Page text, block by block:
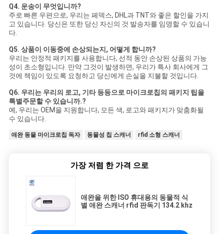
Q4. 운송이 무엇입니까?
주로 빠른 우편으로, 우리는 페덱스, DHL과 TNT와 좋은 할인을 가지
고 있습니다. 당신은 또한 당신 자신의 것 발송자를 임명할 수 있습니
다.
Q5. 상품이 이동중에 손상되는지, 어떻게 합니까?
우리는 안정적 패키지를 사용합니다, 선적 동안 손상된 상품의 가능
성이 초소형입니다. 만약 그것이 발생하면, 우리가 특사 회사에게 그
것에 책임이 있도록 요청하고 당신에게 손실을 지불할 것입니다.
Q6. 우리는 우리의 로고, 기타 등등으로 마이크로칩의 패키지 팁을
특별주문할 수 있습니까.?
예, 우리는 OEM을 지원합니다, 모든 색, 로고와 패키지가 맞춤화될
수 있습니다.
애완 동물 마이크로칩 독자 동물성 칩 스캐너 rfid 소형 스캐너
가장 저렴 한 가격 으로
애완을 위한 ISO 휴대용의 동물적 식
별 애완 스캐너 rfid 판독기 134.2 khz